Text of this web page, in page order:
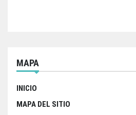
MAPA
INICIO
MAPA DEL SITIO